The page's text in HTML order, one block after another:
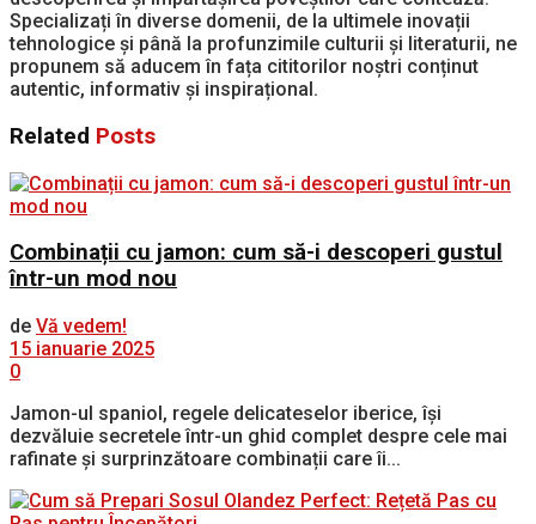
Specializați în diverse domenii, de la ultimele inovații
tehnologice și până la profunzimile culturii și literaturii, ne
propunem să aducem în fața cititorilor noștri conținut
autentic, informativ și inspirațional.
Related Posts
Combinații cu jamon: cum să-i descoperi gustul
într-un mod nou
de Vă vedem!
15 ianuarie 2025
0
Jamon-ul spaniol, regele delicateselor iberice, își
dezvăluie secretele într-un ghid complet despre cele mai
rafinate și surprinzătoare combinații care îi...